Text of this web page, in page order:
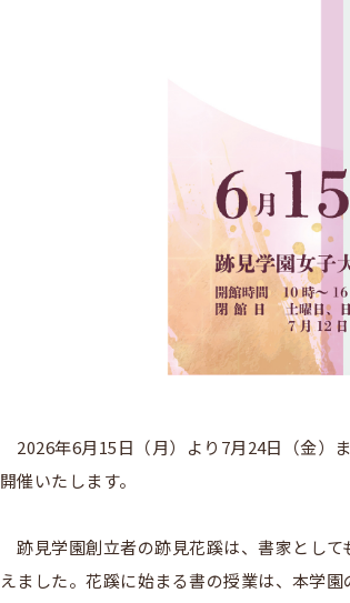
2026年6月15日（月）より7月24日（金）
開催いたします。
跡見学園創立者の跡見花蹊は、書家とし
えました。花蹊に始まる書の授業は、本学